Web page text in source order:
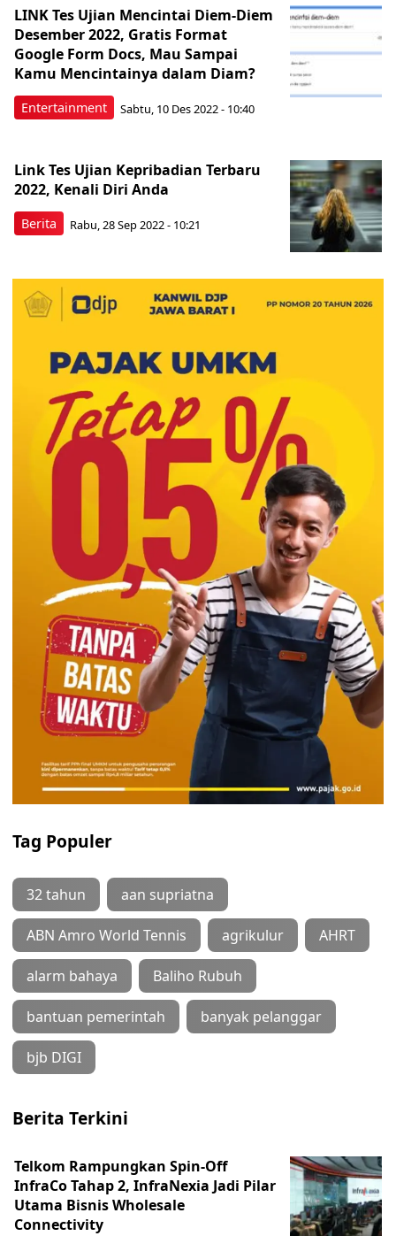
Entertainment
LINK Tes Ujian Mencintai Diem-Diem
Desember 2022, Gratis Format
Google Form Docs, Mau Sampai
Kamu Mencintainya dalam Diam?
Sabtu, 10 Des 2022 - 10:40
Berita
Link Tes Ujian Kepribadian Terbaru
2022, Kenali Diri Anda
Rabu, 28 Sep 2022 - 10:21
Tag Populer
32 tahun aan supriatna
ABN Amro World Tennis agrikulur AHRT
alarm bahaya Baliho Rubuh
bantuan pemerintah banyak pelanggar
bjb DIGI
Berita Terkini
Telkom Rampungkan Spin-Off
InfraCo Tahap 2, InfraNexia Jadi Pilar
Utama Bisnis Wholesale
Connectivity